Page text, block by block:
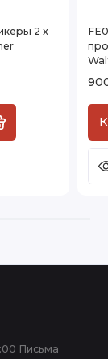
2 x
Письма